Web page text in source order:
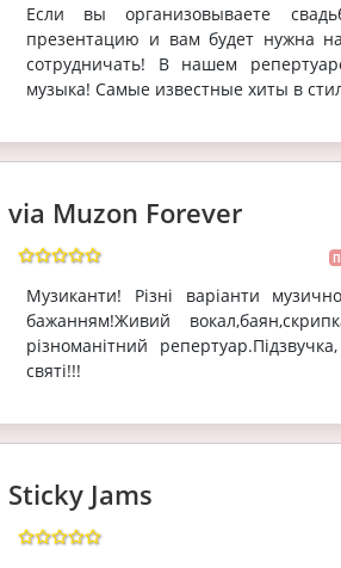
Если вы организовываете
презентацию и вам будет нужна
сотрудничать! В нашем
музыка! Самые известные хиты в
via Muzon Forever
Музиканти! Різні варіанти
бажанням!Живий
різноманітний
святі!!!
Sticky Jams